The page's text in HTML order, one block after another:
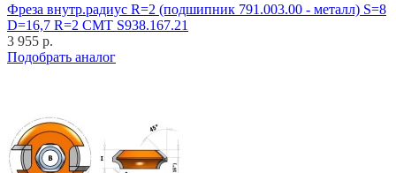
Фреза внутр.радиус R=2 (подшипник 791.003.00 - металл) S=8
D=16,7 R=2 CMT S938.167.21
3 955 р.
Подобрать аналог